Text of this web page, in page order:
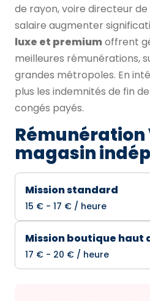
de rayon, voire directeur
salaire augmenter
luxe et premiumoffrent
meilleures rémunérations,
grandes métropoles. En
plus les indemnités de fin
congés payés.
Rémunération
magasin
Mission standard
15 € - 17 € / heure
Mission boutique haut
17 € - 20 € / heure